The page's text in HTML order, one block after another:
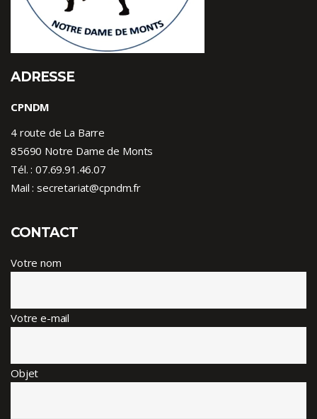
ADRESSE
CPNDM
4 route de La Barre
85690 Notre Dame de Monts
Tél. : 07.69.91.46.07
Mail : secretariat@cpndm.fr
CONTACT
Votre nom
Votre e-mail
Objet